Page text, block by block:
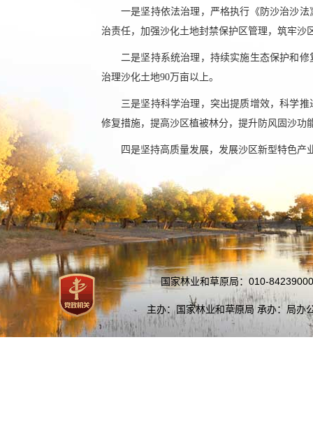
一是坚持依法治理，严格执行《防沙治沙
治责任，加强沙化土地封禁保护区管理，筑牢沙
二是坚持系统治理，持续实施生态保护和
治理沙化土地90万亩以上。
三是坚持科学治理，突出提质增效，科学
修复措施，提高沙区植被林分，提升防风固沙功
四是坚持高质量发展，发展沙区新型特色
国家林业和草原局：010-
主办：国家林业和草原局 承办：局办